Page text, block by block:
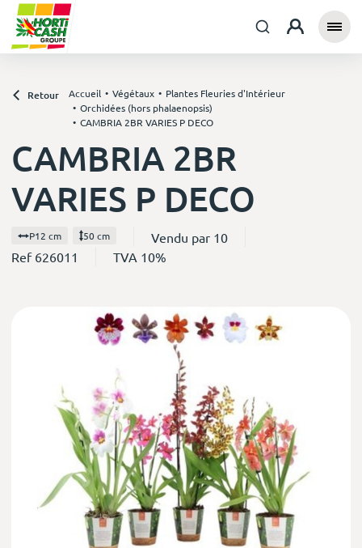
Retour Accueil Végétaux
Plantes Fleuries d'Intérieur
Orchidées (hors phalaenopsis)
CAMBRIA 2BR VARIES P DECO
CAMBRIA 2BR
VARIES P DECO
P12 cm 50 cm
Vendu par 10
Ref 626011
TVA 10%